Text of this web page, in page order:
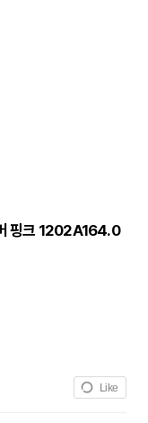
핑크 1202A164.0
Like